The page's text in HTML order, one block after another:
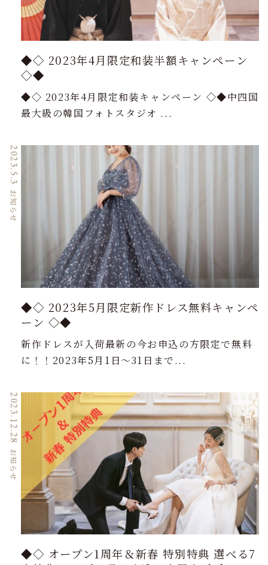
◆◇ 2023年4月限定和装半額キャンペーン
◇◆
◆◇ 2023年4月限定和装キャンペーン ◇◆中四国
最大級の韓国フォトスタジオ ...
◆◇ 2023年5月限定新作ドレス無料キャンペ
ーン ◇◆
2023.5.3
お知らせ
新作ドレスが入荷最新の今お申込の方限定で無料
に！！2023年5月1日～31日まで...
◆◇ オープン1周年＆新春 特別特典 選べる7
2023.12.28
お知らせ